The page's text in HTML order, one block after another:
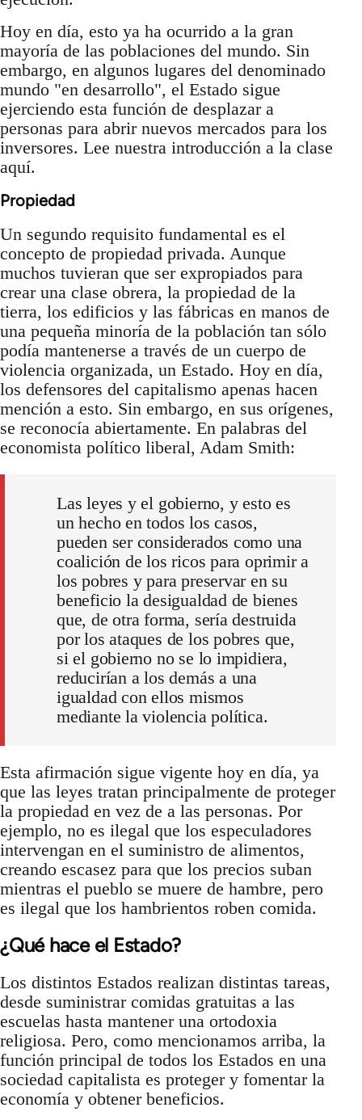
Hoy en día, esto ya ha ocurrido a la gran
mayoría de las poblaciones del mundo. Sin
embargo, en algunos lugares del denominado
mundo "en desarrollo", el Estado sigue
ejerciendo esta función de desplazar a
personas para abrir nuevos mercados para los
inversores. Lee nuestra introducción a la clase
aquí.
Propiedad
Un segundo requisito fundamental es el
concepto de propiedad privada. Aunque
muchos tuvieran que ser expropiados para
crear una clase obrera, la propiedad de la
tierra, los edificios y las fábricas en manos de
una pequeña minoría de la población tan sólo
podía mantenerse a través de un cuerpo de
violencia organizada, un Estado. Hoy en día,
los defensores del capitalismo apenas hacen
mención a esto. Sin embargo, en sus orígenes,
se reconocía abiertamente. En palabras del
economista político liberal, Adam Smith:
Las leyes y el gobierno, y esto es
un hecho en todos los casos,
pueden ser considerados como una
coalición de los ricos para oprimir a
los pobres y para preservar en su
beneficio la desigualdad de bienes
que, de otra forma, sería destruida
por los ataques de los pobres que,
si el gobierno no se lo impidiera,
reducirían a los demás a una
igualdad con ellos mismos
mediante la violencia política.
Esta afirmación sigue vigente hoy en día, ya
que las leyes tratan principalmente de proteger
la propiedad en vez de a las personas. Por
ejemplo, no es ilegal que los especuladores
intervengan en el suministro de alimentos,
creando escasez para que los precios suban
mientras el pueblo se muere de hambre, pero
es ilegal que los hambrientos roben comida.
¿Qué hace el Estado?
Los distintos Estados realizan distintas tareas,
desde suministrar comidas gratuitas a las
escuelas hasta mantener una ortodoxia
religiosa. Pero, como mencionamos arriba, la
función principal de todos los Estados en una
sociedad capitalista es proteger y fomentar la
economía y obtener beneficios.